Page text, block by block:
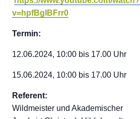
v=hpfBgIBFrr0
Termin:
12.06.2024, 10:00 bis 17.00 Uhr
15.06.2024, 10:00 bis 17.00 Uhr
Referent:
Wildmeister und Akademischer